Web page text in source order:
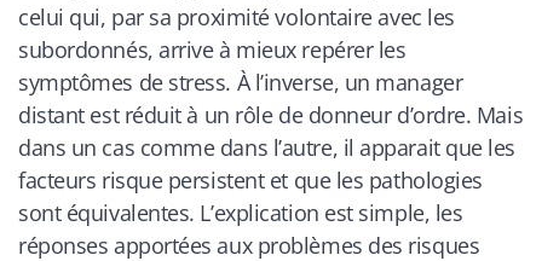
celui qui, par sa proximité volontaire avec les
subordonnés, arrive à mieux repérer les
symptômes de stress. À l’inverse, un manager
distant est réduit à un rôle de donneur d’ordre. Mais
dans un cas comme dans l’autre, il apparait que les
facteurs risque persistent et que les pathologies
sont équivalentes. L’explication est simple, les
réponses apportées aux problèmes des risques